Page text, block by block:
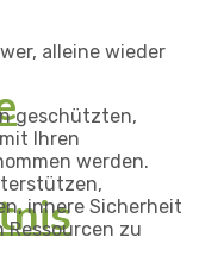
alleine wieder
geschützten,
Ihren
werden.
innere Sicherheit
zu